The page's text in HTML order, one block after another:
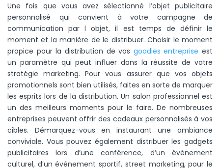
Une fois que vous avez sélectionné l’objet publicitaire
personnalisé qui convient à votre campagne de
communication par l objet, il est temps de définir le
moment et la manière de le distribuer. Choisir le moment
propice pour la distribution de vos goodies entreprise est
un paramètre qui peut influer dans la réussite de votre
stratégie marketing. Pour vous assurer que vos objets
promotionnels sont bien utilisés, faites en sorte de marquer
les esprits lors de la distribution. Un salon professionnel est
un des meilleurs moments pour le faire. De nombreuses
entreprises peuvent offrir des cadeaux personnalisés à vos
cibles. Démarquez-vous en instaurant une ambiance
conviviale. Vous pouvez également distribuer les gadgets
publicitaires lors d’une conférence, d’un événement
culturel, d’un événement sportif, street marketing, pour le